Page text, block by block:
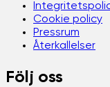
Cookie policy
Pressrum
Återkallelser
Följ oss